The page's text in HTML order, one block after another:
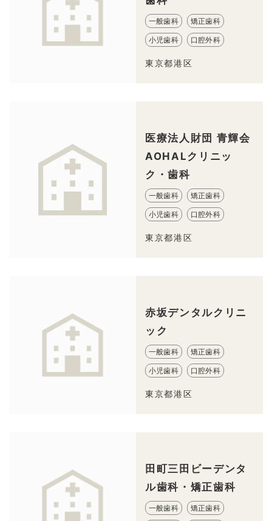
一般歯科 矯正歯科
小児歯科 口腔外科
東京都港区
医療法人財団 青輝会
AOHALクリニッ
ク・歯科
一般歯科 矯正歯科
小児歯科 口腔外科
東京都港区
赤坂デンタルクリニ
ック
一般歯科 矯正歯科
小児歯科 口腔外科
東京都港区
田町三田ビーデンタ
ル歯科・矯正歯科
一般歯科 矯正歯科